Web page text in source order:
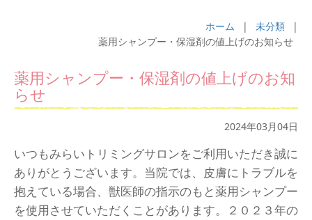
ホーム | 未分類
|
薬用シャンプー・保湿剤の値上げのお知らせ
薬用シャンプー・保湿剤の値上げのお知
らせ
2024年03月04日
いつもみらいトリミングサロンをご利用いただき誠に
ありがとうございます。当院では、皮膚にトラブルを
抱えている場合、獣医師の指示のもと薬用シャンプー
を使用させていただくことがあります。２０２３年の